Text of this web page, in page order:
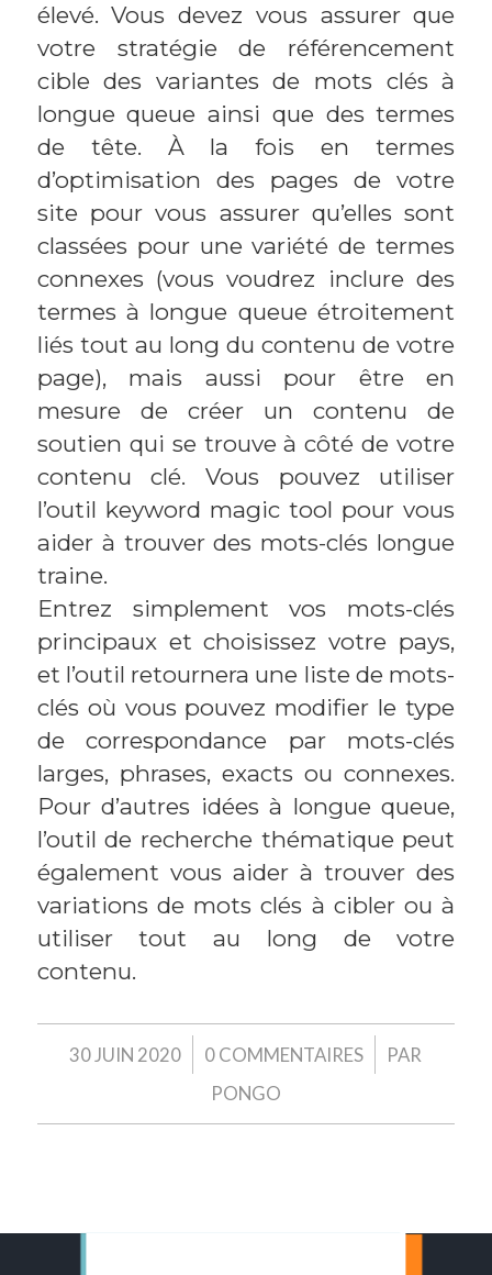
élevé. Vous devez vous assurer que
votre stratégie de référencement
cible des variantes de mots clés à
longue queue ainsi que des termes
de tête. À la fois en termes
d’optimisation des pages de votre
site pour vous assurer qu’elles sont
classées pour une variété de termes
connexes (vous voudrez inclure des
termes à longue queue étroitement
liés tout au long du contenu de votre
page), mais aussi pour être en
mesure de créer un contenu de
soutien qui se trouve à côté de votre
contenu clé. Vous pouvez utiliser
l’outil keyword magic tool pour vous
aider à trouver des mots-clés longue
traine.
Entrez simplement vos mots-clés
principaux et choisissez votre pays,
et l’outil retournera une liste de mots-
clés où vous pouvez modifier le type
de correspondance par mots-clés
larges, phrases, exacts ou connexes.
Pour d’autres idées à longue queue,
l’outil de recherche thématique peut
également vous aider à trouver des
variations de mots clés à cibler ou à
utiliser tout au long de votre
contenu.
30 JUIN 2020
/ 0 COMMENTAIRES
/
PAR
PONGO